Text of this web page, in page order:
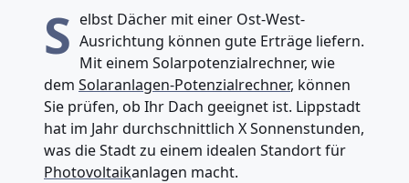
S elbst Dächer mit einer Ost-West-
Ausrichtung können gute Erträge liefern.
Mit einem Solarpotenzialrechner, wie
dem Solaranlagen-Potenzialrechner, können
Sie prüfen, ob Ihr Dach geeignet ist. Lippstadt
hat im Jahr durchschnittlich X Sonnenstunden,
was die Stadt zu einem idealen Standort für
Photovoltaikanlagen macht.